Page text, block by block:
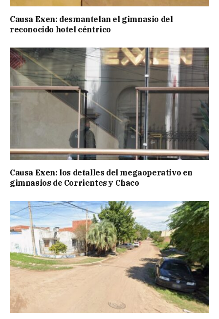
Causa Exen: desmantelan el gimnasio del
reconocido hotel céntrico
Causa Exen: los detalles del megaoperativo en
gimnasios de Corrientes y Chaco